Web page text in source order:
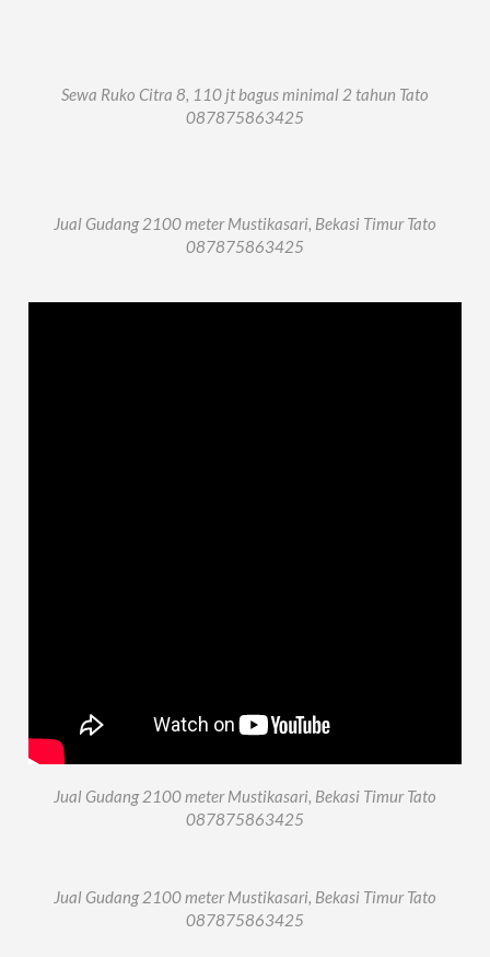
Sewa Ruko Citra 8, 110 jt bagus minimal 2 tahun Tato
087875863425
Jual Gudang 2100 meter Mustikasari, Bekasi Timur Tato
087875863425
Jual Gudang 2100 meter Mustikasari, Bekasi Timur Tato
087875863425
Jual Gudang 2100 meter Mustikasari, Bekasi Timur Tato
087875863425